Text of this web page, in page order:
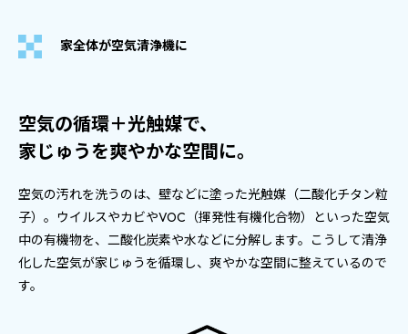
家全体が空気清浄機に
空気の循環＋光触媒で、
家じゅうを爽やかな空間に。
空気の汚れを洗うのは、壁などに塗った光触媒（二酸化チタン粒
子）。ウイルスやカビやVOC（揮発性有機化合物）といった空気
中の有機物を、二酸化炭素や水などに分解します。こうして清浄
化した空気が家じゅうを循環し、爽やかな空間に整えているので
す。